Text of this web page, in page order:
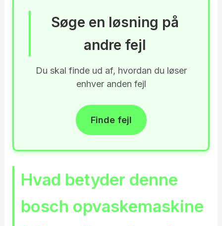
Søge en løsning på
andre fejl
Du skal finde ud af, hvordan du løser
enhver anden fejl
Finde fejl
Hvad betyder denne
bosch opvaskemaskine